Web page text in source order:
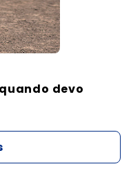
devo